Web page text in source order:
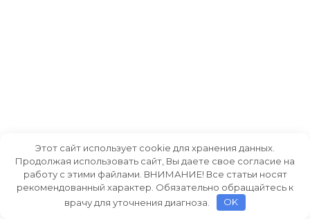
Этот сайт использует cookie для хранения данных.
Продолжая использовать сайт, Вы даете свое согласие на
работу с этими файлами. ВНИМАНИЕ! Все статьи носят
рекомендованный характер. Обязательно обращайтесь к
врачу для уточнения диагноза.
OK